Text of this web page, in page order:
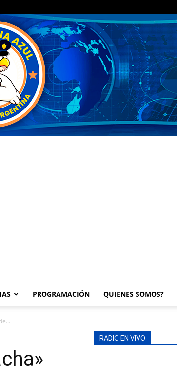
PROGRAMACIÓN QUIENES SOMOS?
RADIO EN VIVO